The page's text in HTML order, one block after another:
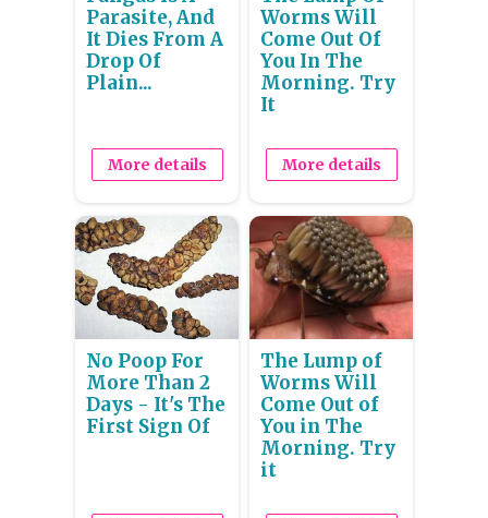
Parasite, And
It Dies From A
Drop Of
Plain...
More details
Worms Will
Come Out Of
You In The
Morning. Try
It
More details
No Poop For
More Than 2
Days - It's The
First Sign Of
The Lump of
Worms Will
Come Out of
You in The
Morning. Try
it